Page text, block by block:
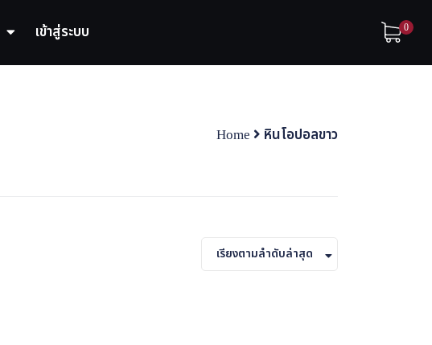
เข้าสู่ระบบ 0
Home หินโอปอลขาว
เรียงตามลำดับล่าสุด